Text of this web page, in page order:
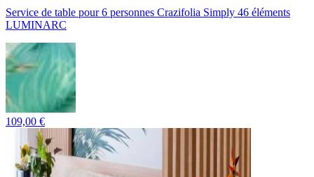
Service de table pour 6 personnes Crazifolia Simply 46 éléments
LUMINARC
109,00 €